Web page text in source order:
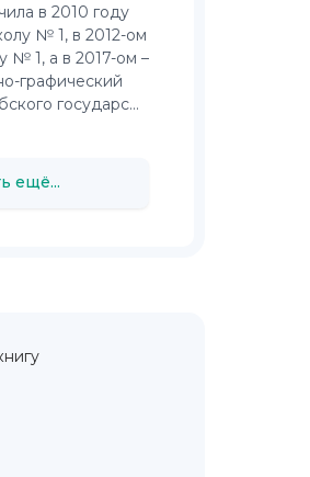
в 2010 году
№ 1, в 2012-ом
1, а в 2017-ом –
графический
государс...
ещё...